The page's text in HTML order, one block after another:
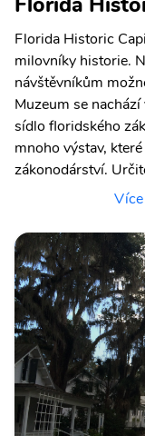
Florida Historic
milovníky historie.
návštěvníkům
Muzeum se
sídlo floridského
mnoho výstav,
zákonodárství.